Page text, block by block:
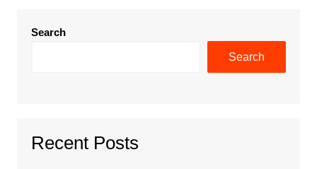
Search
Search
Recent Posts